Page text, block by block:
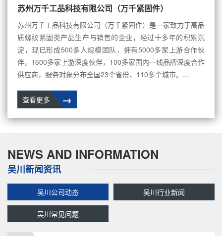
苏州万千工品科技有限公司（万千紧固件）
苏州万千工品科技有限公司（万千紧固件）是一家致力于高品
质螺纹紧固类产品生产与销售的企业，经过十多年的积累沉
淀，现已形成500多人规模团队，拥有5000多家上游合作伙
伴，1600多家上游深度伙伴，100多家国内一线品牌深度合作
供应商，服务对象分布全国23个省份、110多个城市。...
→
查看更多
NEWS AND INFORMATION
吴川新闻资讯
吴川公司动态 吴川行业新闻
吴川常见问题